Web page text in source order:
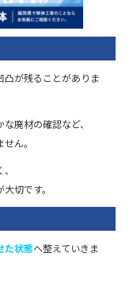
凸が残ることがありま
廃材の確認など、
ん。
大切です。
た状態へ整えていきま